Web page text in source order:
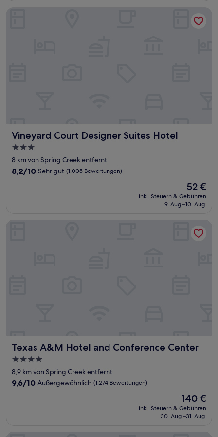
Bewertungen)
Vineyard Court Designer Suites Hotel
Vineyard Court Designer Suites Hotel
3.0-
Sterne-
Unterkunft
8 km von Spring Creek entfernt
8.2
Bewertungen)
8,2/10 Sehr gut (1.005 Bewertungen)
Der
Preis
beträgt
52 €
inkl. Steuern & Gebühren
9. Aug.–10. Aug.
Texas A&M Hotel and Conference Center
Texas A&M Hotel and Conference Center
4.0-
Sterne-
Unterkunft
8,9 km von Spring Creek entfernt
9.6
9,6/10 Außergewöhnlich (1.274 Bewertungen)
Der
Preis
beträgt
140 €
inkl. Steuern & Gebühren
30. Aug.–31. Aug.
Texas A&M Hotel and Conference Center